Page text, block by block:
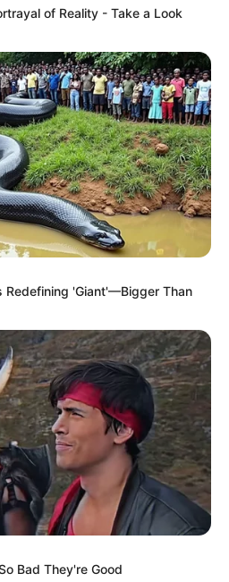
of Reality - Take a Look
Redefining 'Giant'—Bigger Than
Bad They're Good